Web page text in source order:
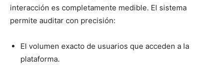
interacción es completamente medible. El sistema
permite auditar con precisión:
El volumen exacto de usuarios que acceden a la
plataforma.